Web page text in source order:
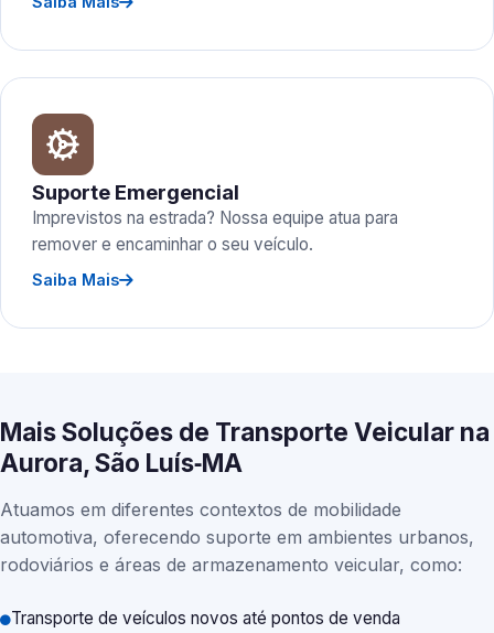
Suporte Emergencial
Imprevistos na estrada? Nossa equipe atua para
remover e encaminhar o seu veículo.
Saiba Mais
Mais Soluções de Transporte Veicular na
Aurora, São Luís‑MA
Atuamos em diferentes contextos de mobilidade
automotiva, oferecendo suporte em ambientes urbanos,
rodoviários e áreas de armazenamento veicular, como:
Transporte de veículos novos até pontos de venda